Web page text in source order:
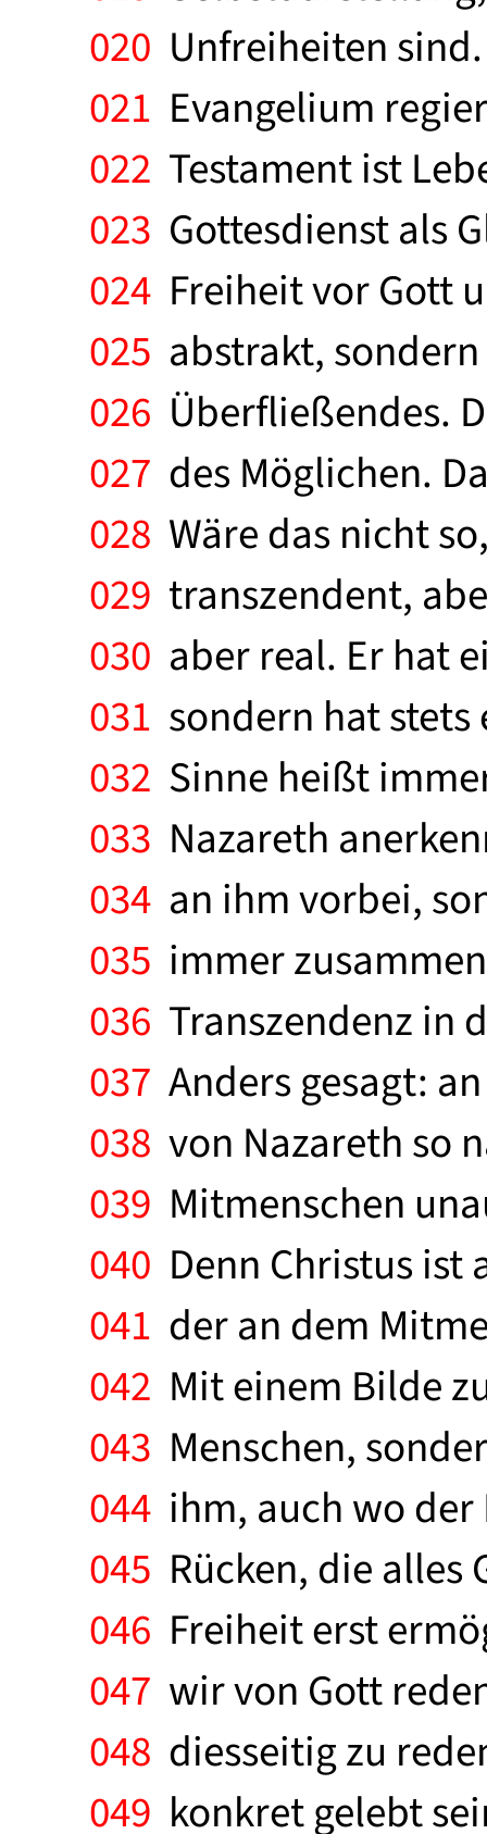
020 Unfreiheiten
021 Evangelium
022 Testament ist
023 Gottesdienst als
024 Freiheit vor Gott
025 abstrakt,
026 Überfließendes.
027 des Möglichen.
028 Wäre das nicht
029 transzendent,
030 aber real. Er hat
031 sondern hat
032 Sinne heißt
033 Nazareth
034 an ihm vorbei,
035 immer
036 Transzendenz in
037 Anders gesagt:
038 von Nazareth so
039 Mitmenschen
040 Denn Christus
041 der an dem
042 Mit einem Bilde
043 Menschen,
044 ihm, auch wo
045 Rücken, die
046 Freiheit erst
047 wir von Gott
048 diesseitig zu
049 konkret gelebt